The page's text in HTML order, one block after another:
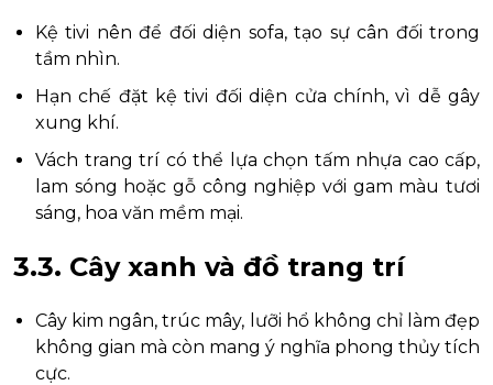
Kệ tivi nên để đối diện sofa, tạo sự cân đối trong
tầm nhìn.
Hạn chế đặt kệ tivi đối diện cửa chính, vì dễ gây
xung khí.
Vách trang trí có thể lựa chọn tấm nhựa cao cấp,
lam sóng hoặc gỗ công nghiệp với gam màu tươi
sáng, hoa văn mềm mại.
3.3. Cây xanh và đồ trang trí
Cây kim ngân, trúc mây, lưỡi hổ không chỉ làm đẹp
không gian mà còn mang ý nghĩa phong thủy tích
cực.